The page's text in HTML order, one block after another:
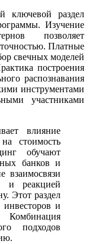
ключевой раздел
Изучение
позволяет
Платные
свечных моделей
построения
распознавания
инструментами
участниками
влияние
стоимость
обучают
банков и
взаимосвязи
и реакцией
Этот раздел
и
подходов